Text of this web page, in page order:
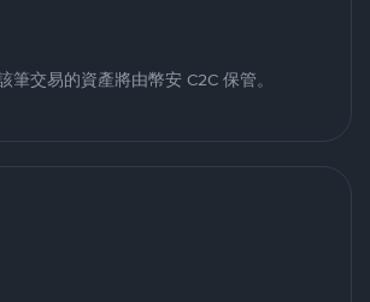
筆交易的資產將由幣安 C2C 保管。